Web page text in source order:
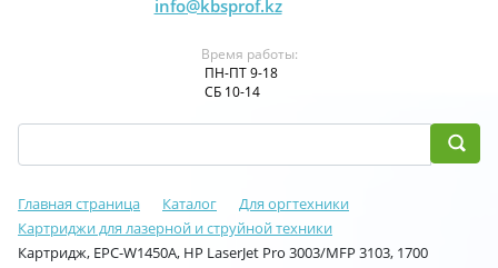
info@kbsprof.kz
Время работы:
ПН-ПТ 9-18
СБ 10-14
Главная страница Каталог
Для оргтехники
Картриджи для лазерной и струйной техники
Картридж, EPC-W1450A, HP LaserJet Pro 3003/MFP 3103, 1700